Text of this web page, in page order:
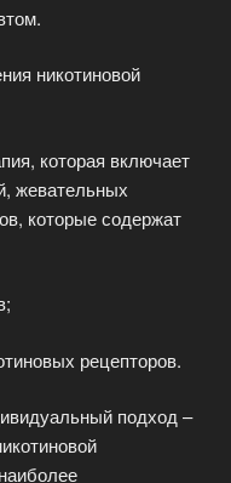
никотиновой
которая включает
жевательных
которые содержат
рецепторов.
подход –